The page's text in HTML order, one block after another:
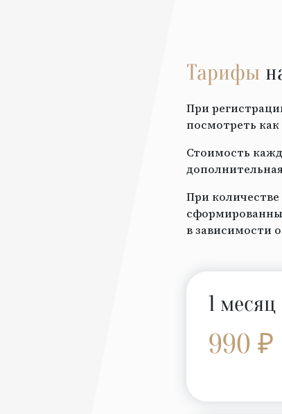
Тарифы
При
посмотреть как
Стоимость
При
в зависимости
1 месяц
990 ₽